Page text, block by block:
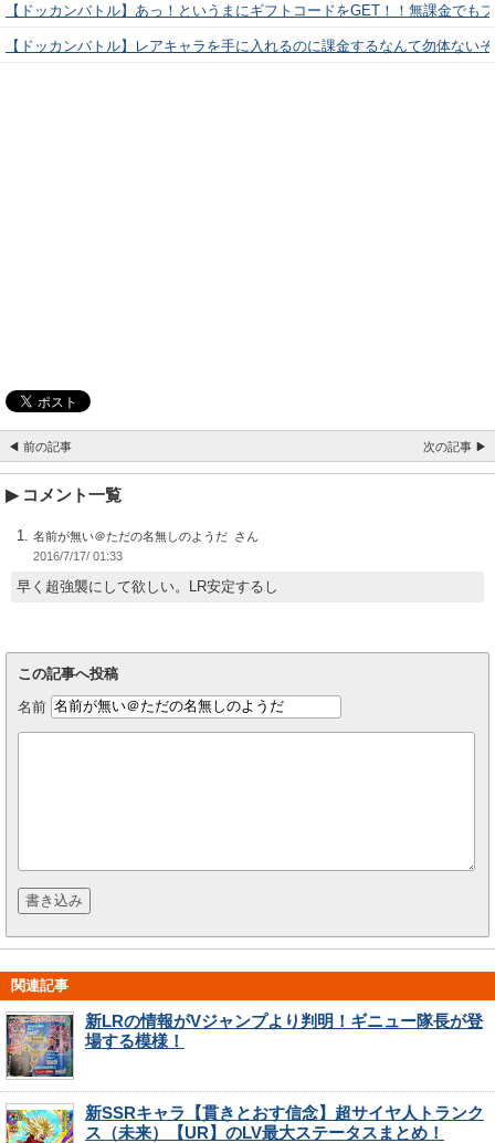
【ドッカンバトル】あっ！というまにギフトコードをGET！！無課金でも
【ドッカンバトル】レアキャラを手に入れるのに課金するなんて勿体ない
◀ 前の記事 次の記事 ▶
コメント一覧
名前が無い＠ただの名無しのようだ
2016/7/17/ 01:33
早く超強襲にして欲しい。LR安定するし
この記事へ投稿
名前
関連記事
新LRの情報がVジャンプより判明！ギニュー隊長が登
場する模様！
新SSRキャラ【貫きとおす信念】超サイヤ人トランク
ス（未来）【UR】のLV最大ステータスまとめ！